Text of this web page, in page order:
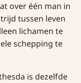
over één man in
tussen leven
lichamen te
schepping te
is dezelfde